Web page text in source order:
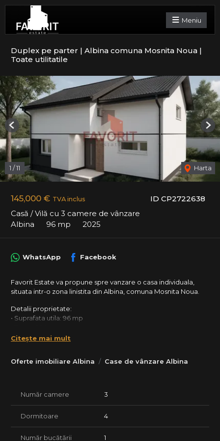
Meniu
Duplex pe parter | Albina comuna Mosnita Noua |
Toate utilitatile
ID CP2722638
145,000 € TVA inclus
Casă / Vilă cu 3 camere de vânzare
Albina
96 mp 2025
1 /11 Harta
Previous
Oferte imobiliare Albina Case de vânzare Albina
WhatsApp Facebook
Favorit Estate va propune spre vanzare o casa individuala,
situata intr-o zona linistita din Albina, comuna Mosnita Noua.
Detalii proprietate:
• Suprafata utila: 96 mp
• Compartimentare:
• Izolatie: 10 cm
limita unui buget generos
• Casele vor fi predate la cheie
Citește mai mult
Număr camere 3
Dormitoare 4
Număr bucătării 1